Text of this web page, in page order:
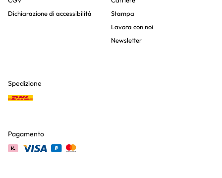
Dichiarazione di accessibilità
Stampa
Lavora con noi
Newsletter
Spedizione
Pagamento